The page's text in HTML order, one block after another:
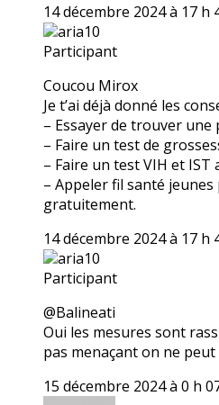
14 décembre 2024 à 17 h
aria10
Participant
Coucou Mirox
Je t’ai déjà donné les
– Essayer de trouver
– Faire un test de
– Faire un test VIH et
– Appeler fil santé
gratuitement.
14 décembre 2024 à 17 h
aria10
Participant
@Balineati
Oui les mesures sont
pas menaçant on ne
15 décembre 2024 à 0 h